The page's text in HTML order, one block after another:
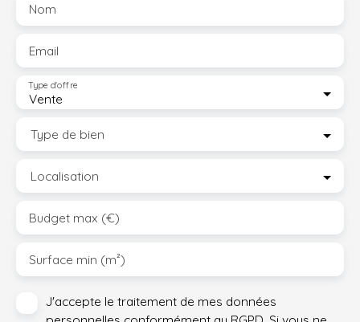
Nom
Email
Vente
Type d'offre
Type de bien
Localisation
Budget max (€)
Surface min (m²)
J'accepte le traitement de mes données